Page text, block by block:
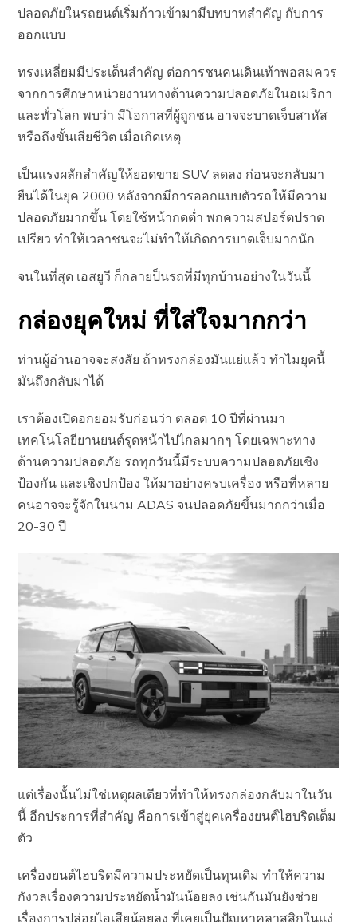
ปลอดภัยในรถยนต์เริ่มก้าวเข้ามามีบทบาทสำคัญ กับการ
ออกแบบ
ทรงเหลี่ยมมีประเด็นสำคัญ ต่อการชนคนเดินเท้าพอสมควร
จากการศึกษาหน่วยงานทางด้านความปลอดภัยในอเมริกา
และทั่วโลก พบว่า มีโอกาสที่ผู้ถูกชน อาจจะบาดเจ็บสาหัส
หรือถึงขั้นเสียชีวิต เมื่อเกิดเหตุ
เป็นแรงผลักสำคัญให้ยอดขาย SUV ลดลง ก่อนจะกลับมา
ยืนได้ในยุค 2000 หลังจากมีการออกแบบตัวรถให้มีความ
ปลอดภัยมากขึ้น โดยใช้หน้ากดต่ำ พกความสปอร์ตปราด
เปรียว ทำให้เวลาชนจะไม่ทำให้เกิดการบาดเจ็บมากนัก
จนในที่สุด เอสยูวี ก็กลายป็นรถที่มีทุกบ้านอย่างในวันนี้
กล่องยุคใหม่ ที่ใส่ใจมากกว่า
ท่านผู้อ่านอาจจะสงสัย ถ้าทรงกล่องมันแย่แล้ว ทำไมยุคนี้
มันถึงกลับมาได้
เราต้องเปิดอกยอมรับก่อนว่า ตลอด 10 ปีที่ผ่านมา
เทคโนโลยียานยนต์รุดหน้าไปไกลมากๆ โดยเฉพาะทาง
ด้านความปลอดภัย รถทุกวันนี้มีระบบความปลอดภัยเชิง
ป้องกัน และเชิงปกป้อง ให้มาอย่างครบเครื่อง หรือที่หลาย
คนอาจจะรู้จักในนาม ADAS จนปลอดภัยขึ้นมากกว่าเมื่อ
20-30 ปี
แต่เรื่องนั้นไม่ใช่เหตุผลเดียวที่ทำให้ทรงกล่องกลับมาในวัน
นี้ อีกประการที่สำคัญ คือการเข้าสู่ยุคเครื่องยนต์ไฮบริดเต็ม
ตัว
เครื่องยนต์ไฮบริดมีความประหยัดเป็นทุนเดิม ทำให้ความ
กังวลเรื่องความประหยัดน้ำมันน้อยลง เช่นกันมันยังช่วย
เรื่องการปล่อยไอเสียน้อยลง ที่เคยเป็นปัญหาคลาสสิกในแง่